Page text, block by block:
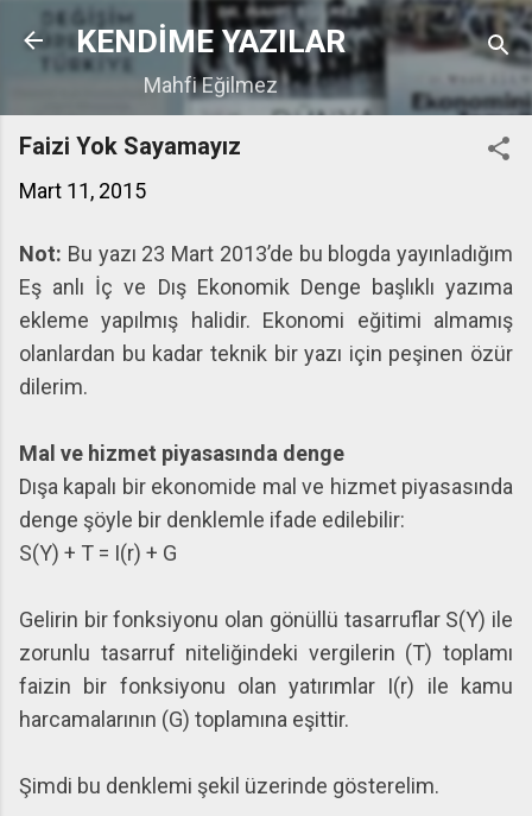
Ana içeriğe atla
KENDİME YAZILAR
Mahfi Eğilmez
Faizi Yok Sayamayız
Mart 11, 2015
Not: Bu yazı 23 Mart 2013’de bu blogda yayınladığım
Eş anlı İç ve Dış Ekonomik Denge başlıklı yazıma
ekleme yapılmış halidir. Ekonomi eğitimi almamış
olanlardan bu kadar teknik bir yazı için peşinen özür
dilerim.
Mal ve hizmet piyasasında denge
Dışa kapalı bir ekonomide mal ve hizmet piyasasında
denge şöyle bir denklemle ifade edilebilir:
S(Y) + T = I(r) + G
Gelirin bir fonksiyonu olan gönüllü tasarruflar S(Y) ile
zorunlu tasarruf niteliğindeki vergilerin (T) toplamı
faizin bir fonksiyonu olan yatırımlar I(r) ile kamu
harcamalarının (G) toplamına eşittir.
Şimdi bu denklemi şekil üzerinde gösterelim.